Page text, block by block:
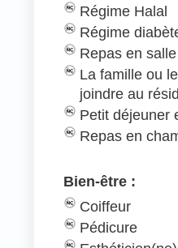
Régime Halal
Régime
Repas en salle
La famille ou
joindre au
Petit déjeuner
Repas en
Bien-être :
Coiffeur
Pédicure